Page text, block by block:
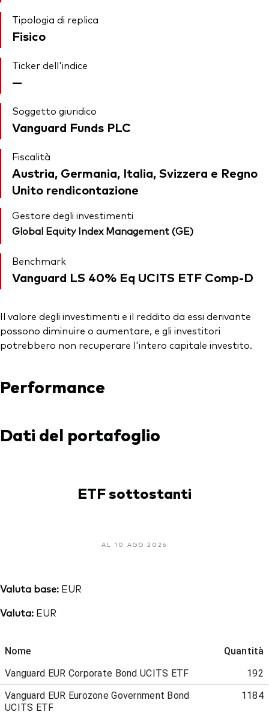
Tipologia di replica
Fisico
Ticker dell'indice
—
Soggetto giuridico
Vanguard Funds PLC
Fiscalità
Austria, Germania, Italia, Svizzera e Regno
Unito rendicontazione
Gestore degli investimenti
Global Equity Index Management (GE)
Benchmark
Vanguard LS 40% Eq UCITS ETF Comp-D
Il valore degli investimenti e il reddito da essi derivante
possono diminuire o aumentare, e gli investitori
potrebbero non recuperare l'intero capitale investito.
Performance
Dati del portafoglio
ETF sottostanti
AL 10 AGO 2026
Valuta base: EUR
Valuta: EUR
Nome
Quantità
Vanguard EUR Corporate Bond UCITS ETF
192
Vanguard EUR Eurozone Government Bond
UCITS ETF
1184